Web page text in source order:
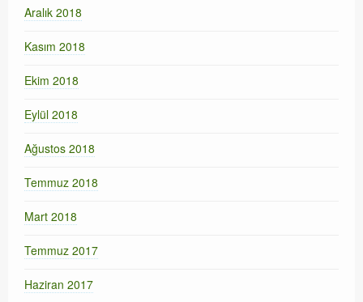
Aralık 2018
Kasım 2018
Ekim 2018
Eylül 2018
Ağustos 2018
Temmuz 2018
Mart 2018
Temmuz 2017
Haziran 2017